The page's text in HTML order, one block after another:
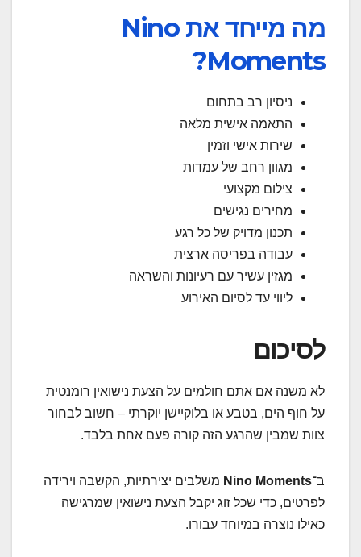
מה מייחד את Nino
Moments?
ניסיון רב בתחום
התאמה אישית מלאה
שירות אישי וזמין
מגוון רחב של עמדות
צילום מקצועי
מחירים נגישים
תכנון מדויק של כל רגע
עבודה בפריסה ארצית
מגזין עשיר עם רעיונות והשראה
ליווי עד לסיום האירוע
לסיכום
לא משנה אם אתם חולמים על הצעת נישואין רומנטית
על חוף הים, בטבע או בלוקיישן יוקרתי – חשוב לבחור
צוות שמבין שהרגע הזה קורה פעם אחת בלבד.
ב־Nino Moments משלבים יצירתיות, הקשבה וירידה
לפרטים, כדי שכל זוג יקבל הצעת נישואין שמרגישה
כאילו נוצרה במיוחד עבורו.